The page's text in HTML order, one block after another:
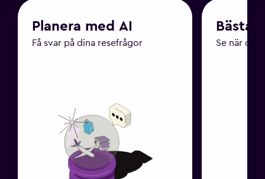
Planera med AI
Få svar på dina resefrågor
Bästa
Se när du